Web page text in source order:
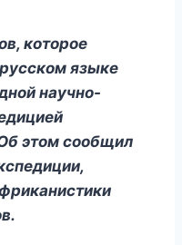
которое
языке
научно-
этом сообщил